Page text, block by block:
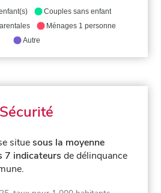
Couples sans enfant
Ménages 1 personne
Autre
Sécurité
situesous la moyenne
7 indicateurs de délinquance